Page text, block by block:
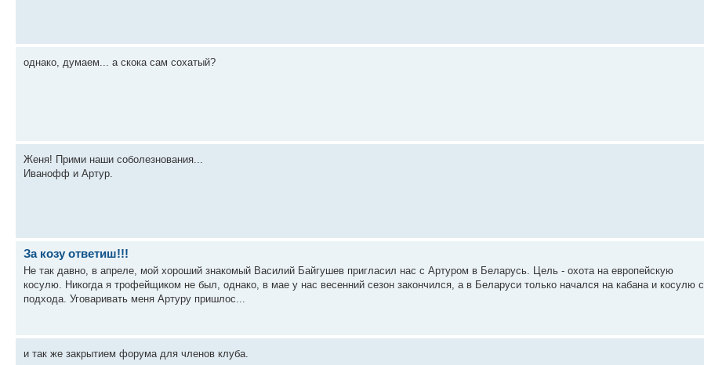
однако, думаем... а скока сам сохатый?
Женя! Прими наши соболезнования...
Иванофф и Артур.
За козу ответиш!!!
Не так давно, в апреле, мой хороший знакомый Василий Байгушев пригласил нас с Артуром в Беларусь. Цель - охота на европейскую
косулю. Никогда я трофейщиком не был, однако, в мае у нас весенний сезон закончился, а в Беларуси только начался на кабана и косулю с
подхода. Уговаривать меня Артуру пришлос...
и так же закрытием форума для членов клуба.